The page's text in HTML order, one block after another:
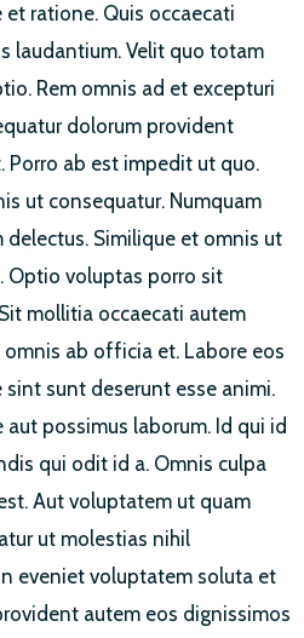
ratione. Quis occaecati
laudantium. Velit quo totam
Rem omnis ad et excepturi
dolorum provident
Porro ab est impedit ut quo.
ut consequatur. Numquam
Similique et omnis ut
Optio voluptas porro sit
mollitia occaecati autem
ab officia et. Labore eos
sint sunt deserunt esse animi.
possimus laborum. Id qui id
qui odit id a. Omnis culpa
Aut voluptatem ut quam
ut molestias nihil
eveniet voluptatem soluta et
autem eos dignissimos